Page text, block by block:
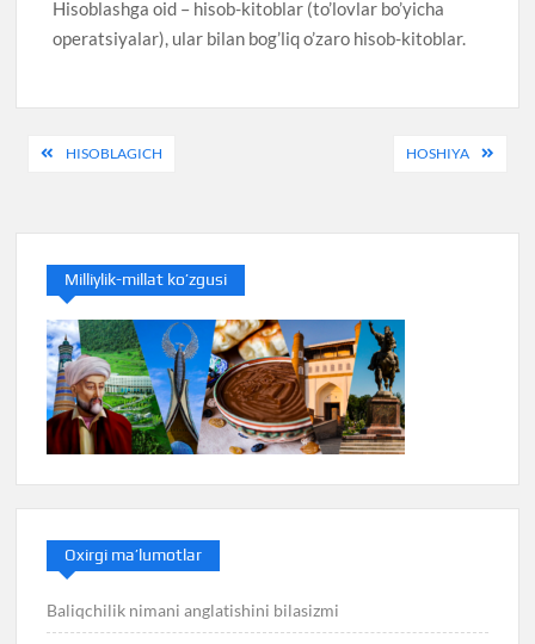
Hisoblashga oid – hisob-kitoblar (to’lovlar bo’yicha
operatsiyalar), ular bilan bog’liq o’zaro hisob-kitoblar.
PostHISOBLAGICH HOSHIYA
Milliylik-millat ko’zgusi
Oxirgi ma’lumotlar
Baliqchilik nimani anglatishini bilasizmi